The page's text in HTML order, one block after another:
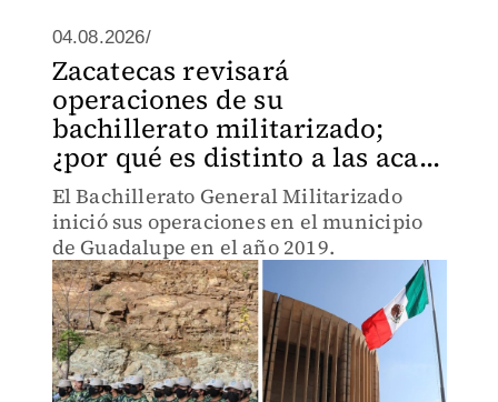
04.08.2026/
Zacatecas revisará
operaciones de su
bachillerato militarizado;
¿por qué es distinto a las aca...
El Bachillerato General Militarizado
inició sus operaciones en el municipio
de Guadalupe en el año 2019.